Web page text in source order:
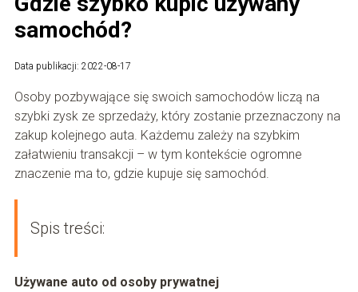
samochód?
Data publikacji: 2022-08-17
Osoby pozbywające się swoich samochodów liczą na
szybki zysk ze sprzedaży, który zostanie przeznaczony na
zakup kolejnego auta. Każdemu zależy na szybkim
załatwieniu transakcji – w tym kontekście ogromne
znaczenie ma to, gdzie kupuje się samochód.
Spis treści:
Używane auto od osoby prywatnej